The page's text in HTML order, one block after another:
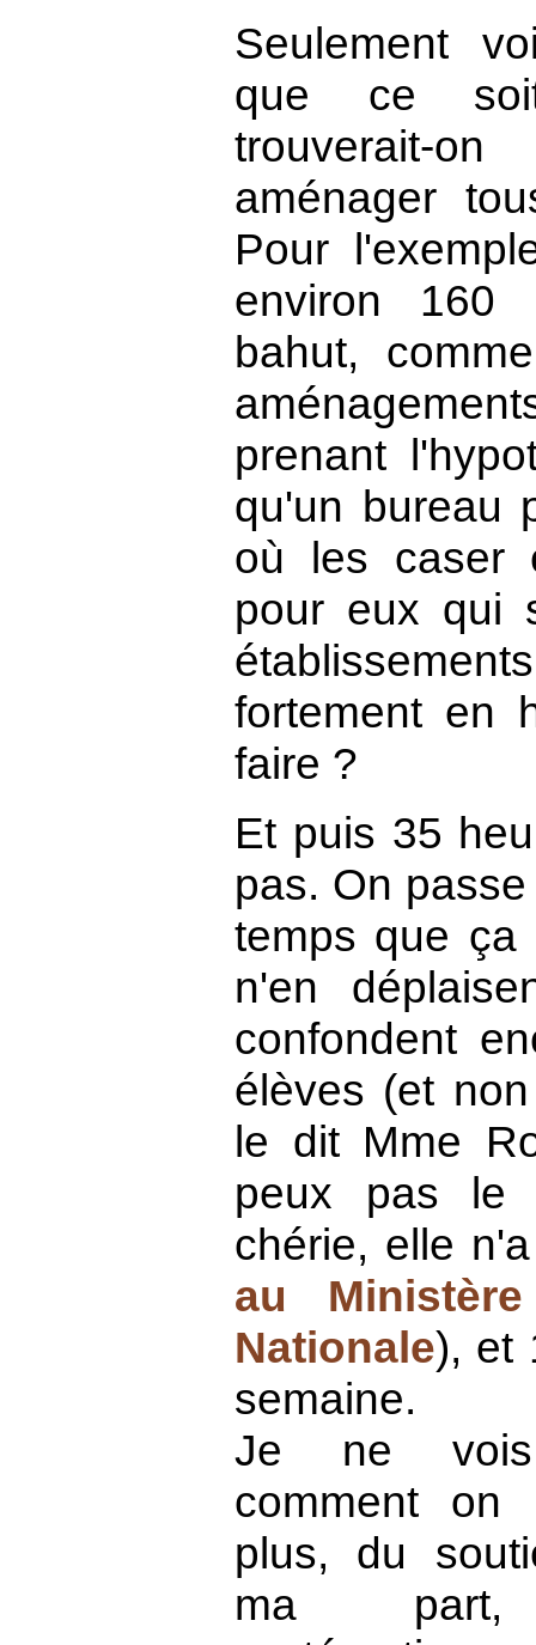
Seulement
que ce
trouverait-
aménager
Pour
environ 160
bahut,
prenant
qu'un bureau
où les caser
pour eux qui
fortement en
faire ?
Et puis 35
pas. On
temps que ça
n'en
confondent
élèves (et
le dit Mme
peux pas le
chérie, elle
au
Nationale), et
semaine.
Je ne vois
comment on
plus, du
ma